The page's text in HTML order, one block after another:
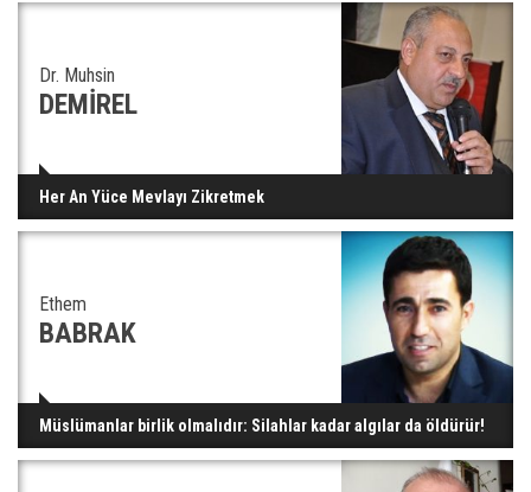
Dr. Muhsin
DEMİREL
Her An Yüce Mevlayı Zikretmek
Ethem
BABRAK
Müslümanlar birlik olmalıdır: Silahlar kadar algılar da öldürür!